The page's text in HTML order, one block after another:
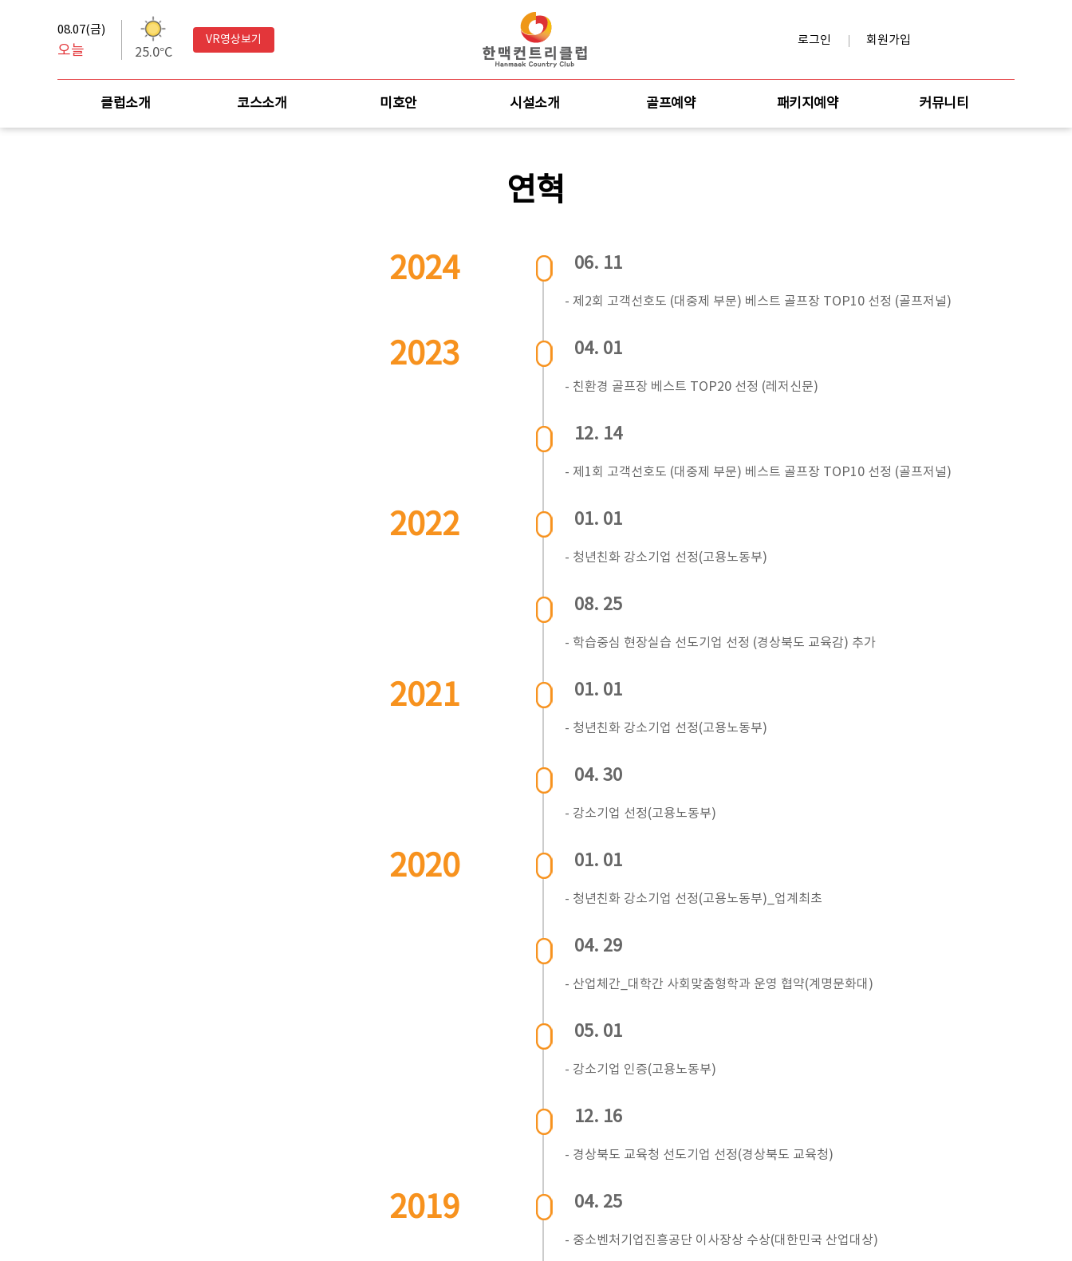
08.07(금)
오늘 25.0°C
VR영상보기 로그인 회원가입
클럽소개 코스소개 미호안 시설소개 골프예약 패키지예약 커뮤니티
연혁
2024 06. 11
- 제2회 고객선호도 (대중제 부문) 베스트 골프장 TOP10 선정 (골프저널)
2023 04. 01
- 친환경 골프장 베스트 TOP20 선정 (레저신문)
12. 14
- 제1회 고객선호도 (대중제 부문) 베스트 골프장 TOP10 선정 (골프저널)
2022 01. 01
- 청년친화 강소기업 선정(고용노동부)
08. 25
- 학습중심 현장실습 선도기업 선정 (경상북도 교육감) 추가
2021 01. 01
- 청년친화 강소기업 선정(고용노동부)
04. 30
- 강소기업 선정(고용노동부)
2020 01. 01
- 청년친화 강소기업 선정(고용노동부)_업계최초
04. 29
- 산업체간_대학간 사회맞춤형학과 운영 협약(계명문화대)
05. 01
- 강소기업 인증(고용노동부)
12. 16
- 경상북도 교육청 선도기업 선정(경상북도 교육청)
2019 04. 25
- 중소벤처기업진흥공단 이사장상 수상(대한민국 산업대상)